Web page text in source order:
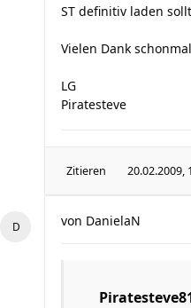
ST definitiv laden
Vielen Dank
LG
Piratesteve
Zitieren 20.02.2009,
von DanielaN